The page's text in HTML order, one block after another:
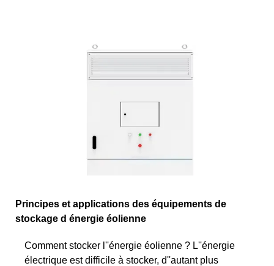
Principes et applications des équipements de
stockage d énergie éolienne
Comment stocker l''énergie éolienne ? L''énergie
électrique est difficile à stocker, d''autant plus